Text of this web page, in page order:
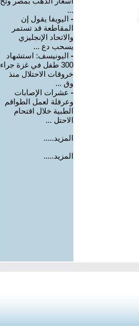
...
- اليويفا يقول إن
المقاطعة قد تستمر
والاتحاد الإنجليزي
يسحب دع ...
- اليونيسف: استشهاد
300 طفل في غزة جراء
خروقات الاحتلال منذ
وق ...
- عشرات الإصابات
وعرقلة لعمل الطواقم
الطبية خلال اقتحام
الاحتل ...
المزيد.....
المزيد.....